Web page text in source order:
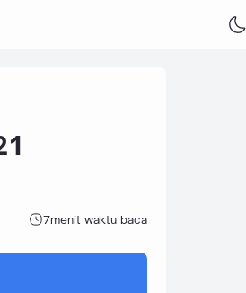
7menit waktu baca